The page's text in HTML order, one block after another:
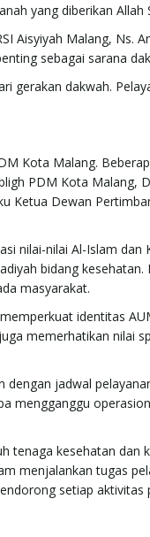
yang diberikan Allah
Aisyiyah Malang, Ns.
sebagai sarana
gerakan dakwah.
Kota Malang.
PDM Kota Malang,
Ketua Dewan
nilai-nilai Al-Islam dan
bidang kesehatan.
masyarakat.
identitas
memerhatikan nilai
jadwal
mengganggu
tenaga kesehatan dan
menjalankan tugas
setiap aktivitas